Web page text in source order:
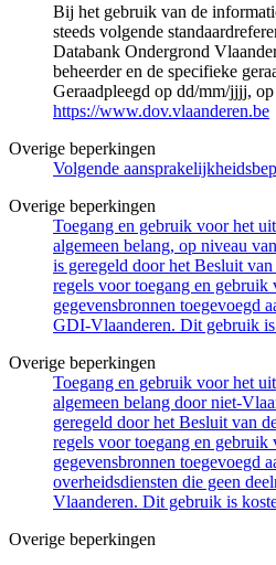
Bij het gebruik van de
steeds volgende
Databank Ondergrond
beheerder en de specifieke
Geraadpleegd op dd/mm/jjjj, op
https://www.dov.vlaanderen.be
Overige beperkingen
Volgende
Overige beperkingen
Toegang en gebruik voor het
algemeen belang, op niveau
is geregeld door het Besluit
regels voor toegang en gebruik
gegevensbronnen toegevoegd
GDI-Vlaanderen. Dit gebruik is
Overige beperkingen
Toegang en gebruik voor het
algemeen belang door niet-
geregeld door het Besluit van
regels voor toegang en gebruik
gegevensbronnen toegevoegd
overheidsdiensten die geen
Vlaanderen. Dit gebruik is
Overige beperkingen